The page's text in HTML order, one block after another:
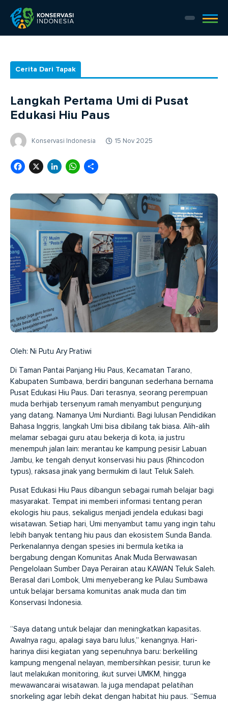
Cerita Dari Tapak
Langkah Pertama Umi di Pusat
Edukasi Hiu Paus
Konservasi Indonesia 15 Nov 2025
Facebook
X LinkedInWhatsApp
Oleh: Ni Putu Ary Pratiwi
Di Taman Pantai Panjang Hiu Paus, Kecamatan Tarano,
Kabupaten Sumbawa, berdiri bangunan sederhana bernama
Pusat Edukasi Hiu Paus. Dari terasnya, seorang perempuan
muda berhijab tersenyum ramah menyambut pengunjung
yang datang. Namanya Umi Nurdianti. Bagi lulusan Pendidikan
Bahasa Inggris, langkah Umi bisa dibilang tak biasa. Alih-alih
melamar sebagai guru atau bekerja di kota, ia justru
menempuh jalan lain: merantau ke kampung pesisir Labuan
Jambu, ke tengah denyut konservasi hiu paus (Rhincodon
typus), raksasa jinak yang bermukim di laut Teluk Saleh.
Pusat Edukasi Hiu Paus dibangun sebagai rumah belajar bagi
masyarakat. Tempat ini memberi informasi tentang peran
ekologis hiu paus, sekaligus menjadi jendela edukasi bagi
wisatawan. Setiap hari, Umi menyambut tamu yang ingin tahu
lebih banyak tentang hiu paus dan ekosistem Sunda Banda.
Perkenalannya dengan spesies ini bermula ketika ia
bergabung dengan Komunitas Anak Muda Berwawasan
Pengelolaan Sumber Daya Perairan atau KAWAN Teluk Saleh.
Berasal dari Lombok, Umi menyeberang ke Pulau Sumbawa
untuk belajar bersama komunitas anak muda dan tim
Konservasi Indonesia.
“Saya datang untuk belajar dan meningkatkan kapasitas.
Awalnya ragu, apalagi saya baru lulus,” kenangnya. Hari-
harinya diisi kegiatan yang sepenuhnya baru: berkeliling
kampung mengenal nelayan, membersihkan pesisir, turun ke
laut melakukan monitoring, ikut survei UMKM, hingga
mewawancarai wisatawan. Ia juga mendapat pelatihan
snorkeling agar lebih dekat dengan habitat hiu paus. “Semua